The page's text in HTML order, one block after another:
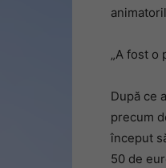
„A fost o
După ce
precum
început
50 de